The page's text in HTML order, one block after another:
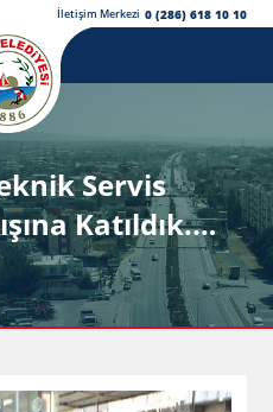
İletişim Merkezi 0 (286) 618 10 10
Servis
Katıldık.…